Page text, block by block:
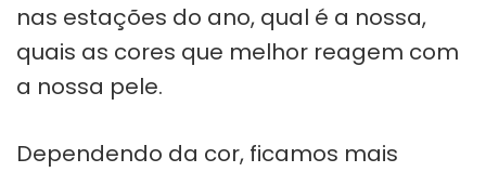
nas estações do ano, qual é a nossa,
quais as cores que melhor reagem com
a nossa pele.
Dependendo da cor, ficamos mais